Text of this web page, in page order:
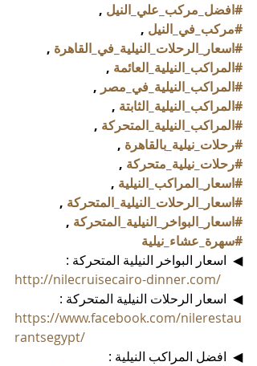
#افضل_مركب_علي_النيل ,
#مركب_في_النيل ,
#اسعار_الرحلات_النيلية_في_القاهرة ,
#المراكب_النيلية_العائمة ,
#المراكب_النيلية_في_مصر ,
#المراكب_النيلية_الثابتة ,
#المراكب_النيلية_المتحركة ,
#رحلات_نيلية_بالقاهرة ,
#رحلات_نيلية_متحركة ,
#اسعار_المراكب_النيلية ,
#اسعار_الرحلات_النيلية_المتحركة ,
#اسعار_البواخر_النيلية_المتحركة ,
#سهرة_عشاء_نيلية
◀  اسعار البواخر النيلية المتحركة :
http://nilecruisecairo-dinner.com/
◀  اسعار الرحلات النيلية المتحركة :
https://www.facebook.com/nilerestau
rantsegypt/
◀  افضل المراكب النيلية :